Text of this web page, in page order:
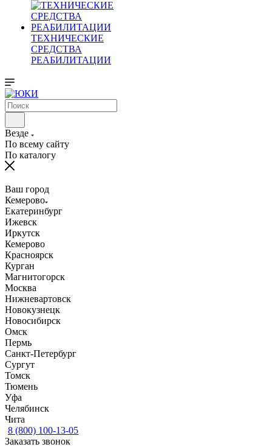
ТЕХНИЧЕСКИЕ
СРЕДСТВА
РЕАБИЛИТАЦИИ
Везде
По всему сайту
По каталогу
Ваш город
Кемерово
Екатеринбург
Ижевск
Иркутск
Кемерово
Красноярск
Курган
Магнитогорск
Москва
Нижневартовск
Новокузнецк
Новосибирск
Омск
Пермь
Санкт-Петербург
Сургут
Томск
Тюмень
Уфа
Челябинск
Чита
8 (800) 100-13-05
Заказать звонок